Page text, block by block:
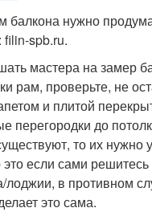
нужно
filin-spb.ru.
мастера на замер
рам, проверьте, не
и плитой
перегородки до
то их нужно
если сами решитесь
лоджии, в противном
это сама.